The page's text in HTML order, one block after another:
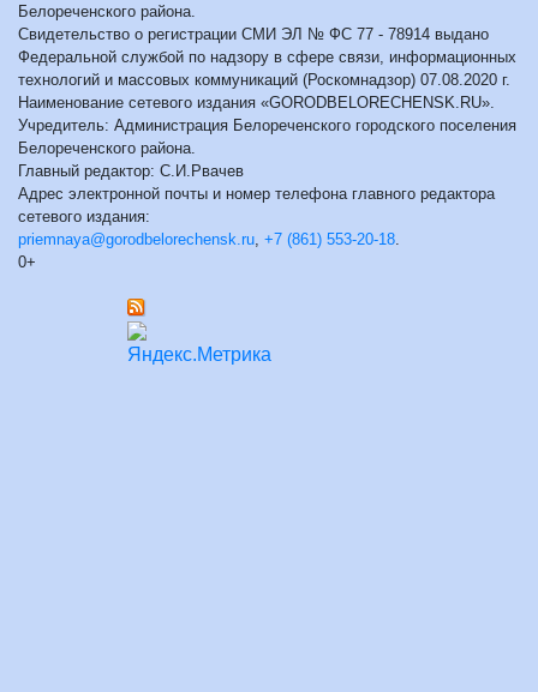
Белореченского района.
Свидетельство о регистрации СМИ ЭЛ № ФС 77 - 78914 выдано
Федеральной службой по надзору в сфере связи, информационных
технологий и массовых коммуникаций (Роскомнадзор) 07.08.2020 г.
Наименование сетевого издания «GORODBELORECHENSK.RU».
Учредитель: Администрация Белореченского городского поселения
Белореченского района.
Главный редактор: С.И.Рвачев
Адрес электронной почты и номер телефона главного редактора
сетевого издания:
priemnaya@gorodbelorechensk.ru +7 (861) 553-20-18
0+